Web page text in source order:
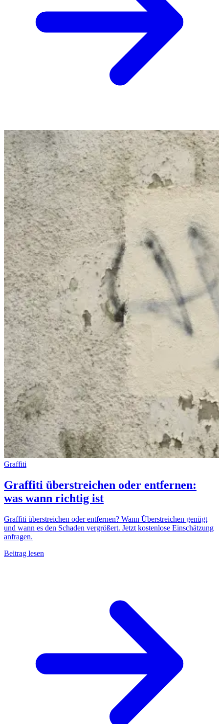
Graffiti
Graffiti überstreichen oder entfernen:
was wann richtig ist
Graffiti überstreichen oder entfernen? Wann Überstreichen genügt
und wann es den Schaden vergrößert. Jetzt kostenlose Einschätzung
anfragen.
Beitrag lesen